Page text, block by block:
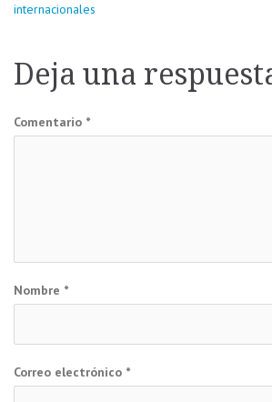
de
entradas
internacionales
Deja una
Comentario *
Nombre *
Correo electrónico *